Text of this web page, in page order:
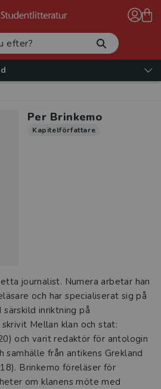
Per Brinkemo
Kapitelförfattare
journalist. Numera arbetar han
och har specialiserat sig på
inriktning på
Mellan klan och stat:
och varit redaktör för antologin
samhälle från antikens Grekland
Brinkemo föreläser för
om klanens möte med